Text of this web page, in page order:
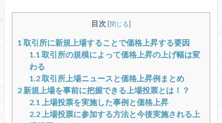
目次 [閉じる]
1 取引所に新規上場することで価格上昇する要因
1.1 取引所の規模によって価格上昇の上げ幅は変
わる
1.2取引所上場ニュースと価格上昇例まとめ
2新規上場を事前に把握できる上場投票とは！？
2.1 上場投票を実施した事例と価格上昇
2.2上場投票に参加する方法と今後実施される上